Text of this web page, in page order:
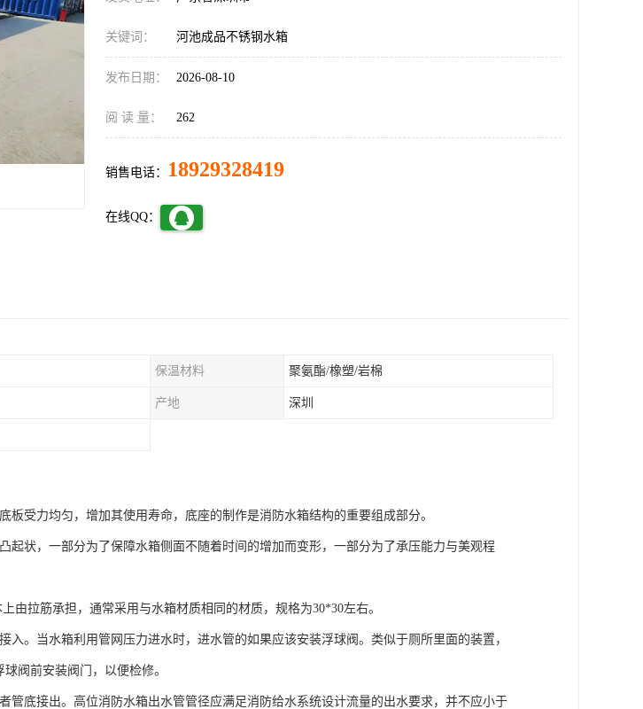
关键词： 河池成品不锈钢水箱
发布日期： 2026-08-10
阅 读 量： 262
销售电话： 18929328419
在线QQ：
保温材料 聚氨酯/橡塑/岩棉
产地 深圳
板受力均匀，增加其使用寿命，底座的制作是消防水箱结构的重要组成部分。
起状，一部分为了保障水箱侧面不随着时间的增加而变形，一部分为了承压能力与美观程
由拉筋承担，通常采用与水箱材质相同的材质，规格为30*30左右。
入。当水箱利用管网压力进水时，进水管的如果应该安装浮球阀。类似于厕所里面的装置，
阀前安装阀门，以便检修。
管底接出。高位消防水箱出水管管径应满足消防给水系统设计流量的出水要求，并不应小于